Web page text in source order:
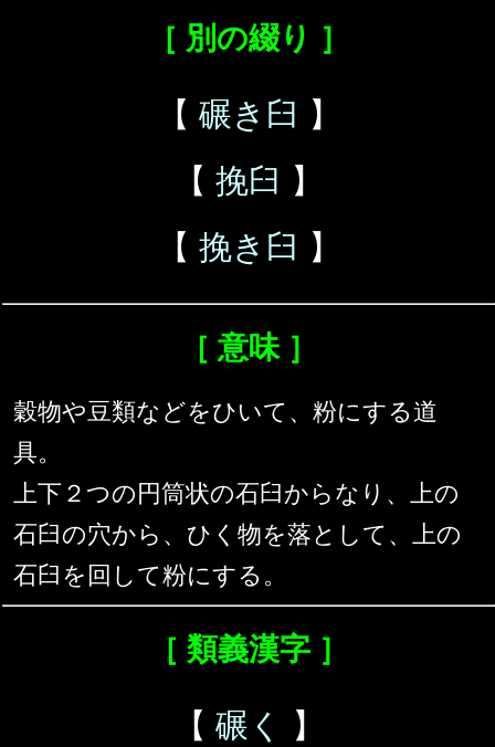
［ 別の綴り ］
【 碾き臼 】
【 挽臼 】
【 挽き臼 】
［ 意味 ］
穀物や豆類などをひいて、粉にする道
具。
上下２つの円筒状の石臼からなり、上の
石臼の穴から、ひく物を落として、上の
石臼を回して粉にする。
［ 類義漢字 ］
【 碾く 】